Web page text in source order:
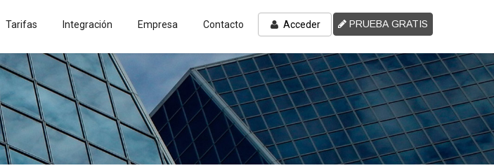
Tarifas Integración Empresa Contacto Acceder PRUEBA GRATIS